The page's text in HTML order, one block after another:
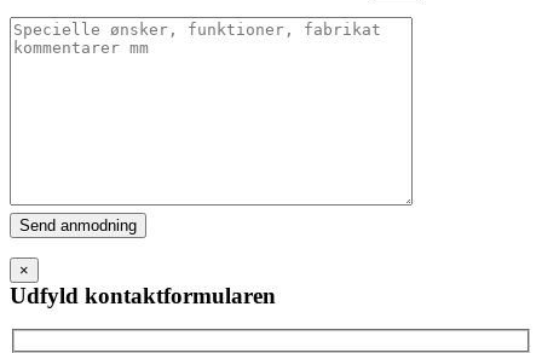
Please
leave
this
field
empty.
×
Udfyld kontaktformularen